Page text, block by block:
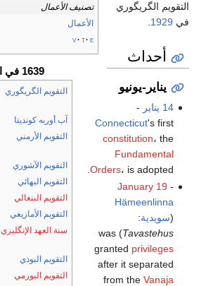
تصنيف الأعمال
الأعمال
v t e
1639 في التقاويم الأخرى
التقويم الگريگوري
آب أوربه كونديتا
التقويم الأرمني
التقويم الآشوري
التقويم البهائي
التقويم البنغالي
التقويم الأمازيغي
سنة العهد الإنگليزي
التقويم البوذي
التقويم البورمي
التقويم الگريگوري
في 1929
أحداث
يناير-يونيو
14 يناير
-
Connecticut's first
constitution، the
Fundamental
Orders، is adopted.
January 19 -
Hämeenlinna
(سويدية:
Tavastehus
) was
granted privileges
after it separated
from the Vanaja